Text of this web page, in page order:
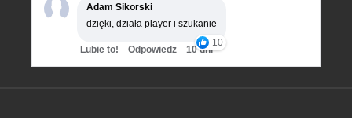
Adam Sikorski
dzięki, działa player i szukanie
10
Lubie to! Odpowiedz 10 dni